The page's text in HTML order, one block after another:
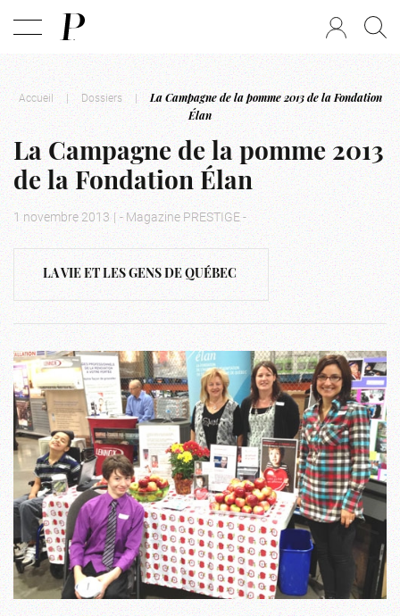
Accueil | Dossiers |
La Campagne de la pomme 2013 de la Fondation
Élan
La Campagne de la pomme 2013
de la Fondation Élan
1 novembre 2013 | - Magazine PRESTIGE -
LA VIE ET LES GENS DE QUÉBEC